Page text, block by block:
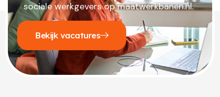
sociale werkgevers op maatwerkbanen.nl.
Bekijk vacatures